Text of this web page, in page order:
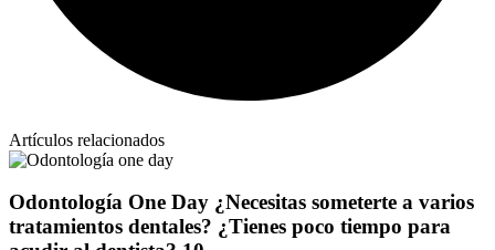
Artículos relacionados
Odontología One Day ¿Necesitas someterte a varios
tratamientos dentales? ¿Tienes poco tiempo para